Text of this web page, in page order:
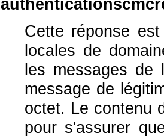
Cette réponse
locales de
les messages
message de
octet. Le contenu
pour s'assurer